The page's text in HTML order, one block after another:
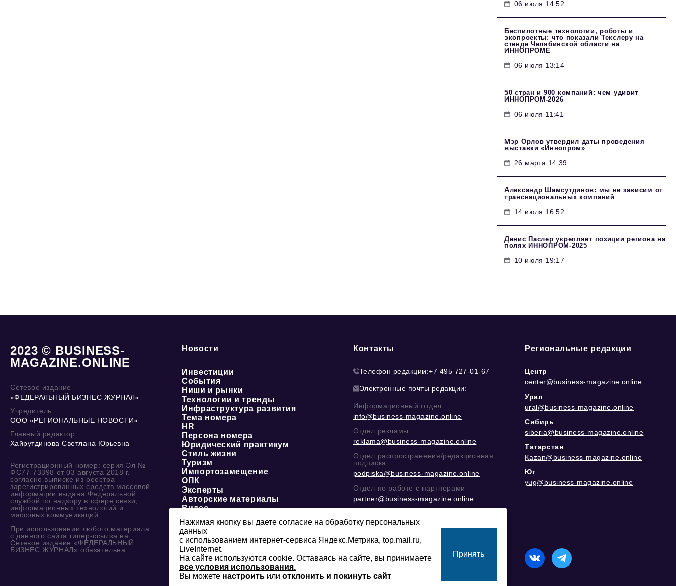
06 июля 14:52
Беспилотные технологии, роботы и
экопроекты: что показали Текслеру на
стенде Челябинской области на
ИННОПРОМЕ
06 июля 13:14
50 стран и 900 компаний: чем удивит
ИННОПРОМ‑2026
06 июля 11:41
Мэр Орлов утвердил даты проведения
выставки «Иннопром»
26 марта 14:39
Александр Шамсутдинов: мы не зависим от
транснациональных компаний
14 июля 16:52
Денис Паслер укрепляет позиции региона на
полях ИННОПРОМ-2025
10 июля 19:17
2023 © BUSINESS-
MAGAZINE.ONLINE
Сетевое издание
«ФЕДЕРАЛЬНЫЙ БИЗНЕС ЖУРНАЛ»
Учредитель
ООО «РЕГИОНАЛЬНЫЕ НОВОСТИ»
Главный редактор
Хайрутдинова Светлана Юрьевна
Регистрационный номер: серия Эл №
ФС77-73398 от 03 августа 2018 г.
согласно выписке из реестра
зарегистрированных средств массовой
информации выдана Федеральной
службой по надзору в сфере связи,
информационных технологий и
массовых коммуникаций.
При использовании любого материала
с данного сайта гипер-ссылка на
Сетевое издание «ФЕДЕРАЛЬНЫЙ
БИЗНЕС ЖУРНАЛ» обязательна.
Новости
Инвестиции
События
Ниши и рынки
Технологии и тренды
Инфраструктура развития
Тема номера
HR
Персона номера
Юридический практикум
Стиль жизни
Туризм
Импортозамещение
ОПК
Эксперты
Авторские материалы
Видео
Контакты
Телефон редакции:+7 495 727-01-67
Электронные почты редакции:
Информационный отдел
info@business-magazine.online
Отдел рекламы
reklama@business-magazine.online
Отдел распространения/редакционная
подписка
podpiska@business-magazine.online
Отдел по работе с партнерами
partner@business-magazine.online
@mazovилиMAX
16+
Сайт может содержать контент, не предназначенный для лиц
младше 16-ти лет.
Региональные редакции
Центр
center@business-magazine.online
Урал
ural@business-magazine.online
Сибирь
siberia@business-magazine.online
Татарстан
Kazan@business-magazine.online
Юг
yug@business-magazine.online
Нажимая кнопку вы даете согласие на обработку персональных
данных
с использованием интернет-сервиса Яндекс.Метрика, top.mail.ru,
LiveInternet.
На сайте используются cookie. Оставаясь на сайте, вы принимаете
все условия использования.
Вы можете настроить или отклонить и покинуть сайт
Принять